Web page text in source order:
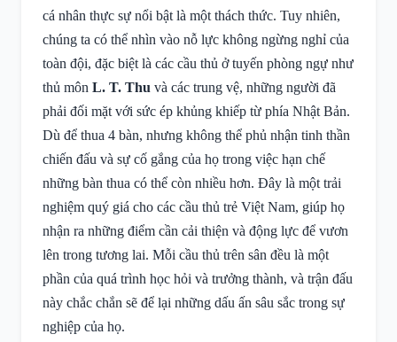
cá nhân thực sự nổi bật là một thách thức. Tuy nhiên,
chúng ta có thể nhìn vào nỗ lực không ngừng nghỉ của
toàn đội, đặc biệt là các cầu thủ ở tuyến phòng ngự như
thủ môn L. T. Thu và các trung vệ, những người đã
phải đối mặt với sức ép khủng khiếp từ phía Nhật Bản.
Dù để thua 4 bàn, nhưng không thể phủ nhận tinh thần
chiến đấu và sự cố gắng của họ trong việc hạn chế
những bàn thua có thể còn nhiều hơn. Đây là một trải
nghiệm quý giá cho các cầu thủ trẻ Việt Nam, giúp họ
nhận ra những điểm cần cải thiện và động lực để vươn
lên trong tương lai. Mỗi cầu thủ trên sân đều là một
phần của quá trình học hỏi và trưởng thành, và trận đấu
này chắc chắn sẽ để lại những dấu ấn sâu sắc trong sự
nghiệp của họ.